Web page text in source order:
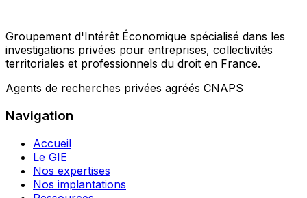
Groupement d'Intérêt Économique spécialisé dans les
investigations privées pour entreprises, collectivités
territoriales et professionnels du droit en France.
Agents de recherches privées agréés CNAPS
Navigation
Accueil
Le GIE
Nos expertises
Nos implantations